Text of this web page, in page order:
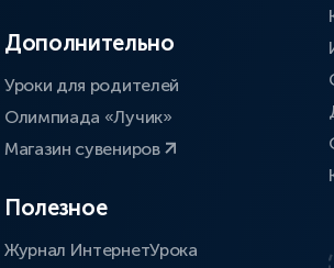
Дополнительно
Уроки для родителей
Олимпиада «Лучик»
Магазин сувениров
Полезное
Журнал ИнтернетУрока